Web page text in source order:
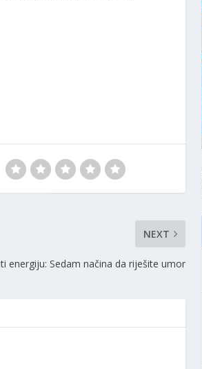
NEXT
energiju: Sedam načina da riješite umor